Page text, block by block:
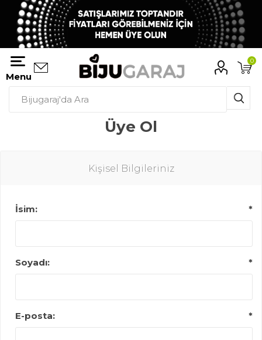
Menu
0
Üye Ol
Kişisel Bilgileriniz
İsim: *
Soyadı: *
E-posta: *